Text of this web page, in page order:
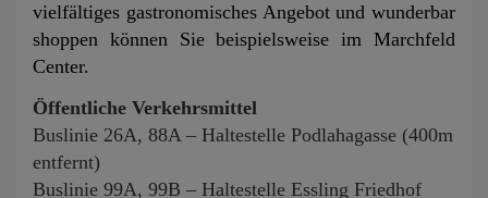
vielfältiges gastronomisches Angebot und wunderbar
shoppen können Sie beispielsweise im Marchfeld
Center.
Öffentliche Verkehrsmittel
Buslinie 26A, 88A – Haltestelle Podlahagasse (400m
entfernt)
Buslinie 99A, 99B – Haltestelle Essling Friedhof